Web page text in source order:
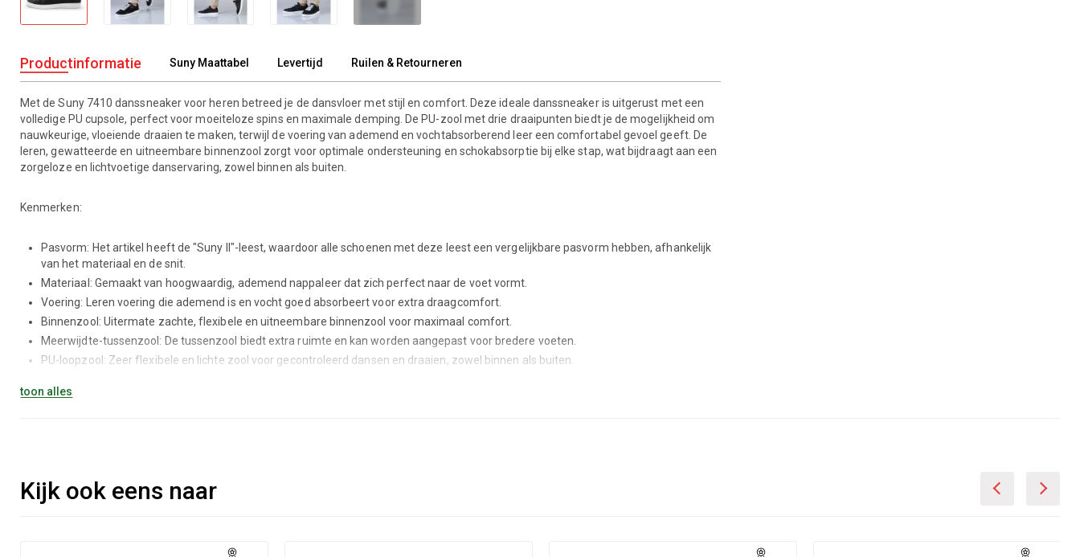
Productinformatie Suny Maattabel Levertijd Ruilen & Retourneren
Met de Suny 7410 danssneaker voor heren betreed je de dansvloer met stijl en comfort. Deze ideale danssneaker is uitgerust met een
volledige PU cupsole, perfect voor moeiteloze spins en maximale demping. De PU-zool met drie draaipunten biedt je de mogelijkheid om
nauwkeurige, vloeiende draaien te maken, terwijl de voering van ademend en vochtabsorberend leer een comfortabel gevoel geeft. De
leren, gewatteerde en uitneembare binnenzool zorgt voor optimale ondersteuning en schokabsorptie bij elke stap, wat bijdraagt aan een
zorgeloze en lichtvoetige danservaring, zowel binnen als buiten.
Kenmerken:
Pasvorm: Het artikel heeft de "Suny II"-leest, waardoor alle schoenen met deze leest een vergelijkbare pasvorm hebben, afhankelijk
van het materiaal en de snit.
Materiaal: Gemaakt van hoogwaardig, ademend nappaleer dat zich perfect naar de voet vormt.
Voering: Leren voering die ademend is en vocht goed absorbeert voor extra draagcomfort.
Binnenzool: Uitermate zachte, flexibele en uitneembare binnenzool voor maximaal comfort.
Meerwijdte-tussenzool: De tussenzool biedt extra ruimte en kan worden aangepast voor bredere voeten.
PU-loopzool: Zeer flexibele en lichte zool voor gecontroleerd dansen en draaien, zowel binnen als buiten.
De Suny 7410 combineert stijl en functionaliteit, ideaal voor dansers die soepel en comfortabel willen bewegen op elke vloer!
toon alles
Kijk ook eens naar